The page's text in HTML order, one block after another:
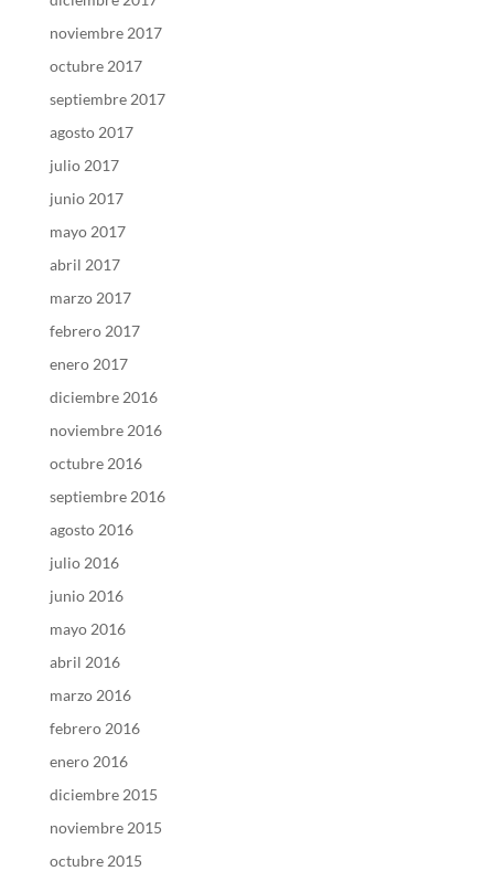
noviembre 2017
octubre 2017
septiembre 2017
agosto 2017
julio 2017
junio 2017
mayo 2017
abril 2017
marzo 2017
febrero 2017
enero 2017
diciembre 2016
noviembre 2016
octubre 2016
septiembre 2016
agosto 2016
julio 2016
junio 2016
mayo 2016
abril 2016
marzo 2016
febrero 2016
enero 2016
diciembre 2015
noviembre 2015
octubre 2015